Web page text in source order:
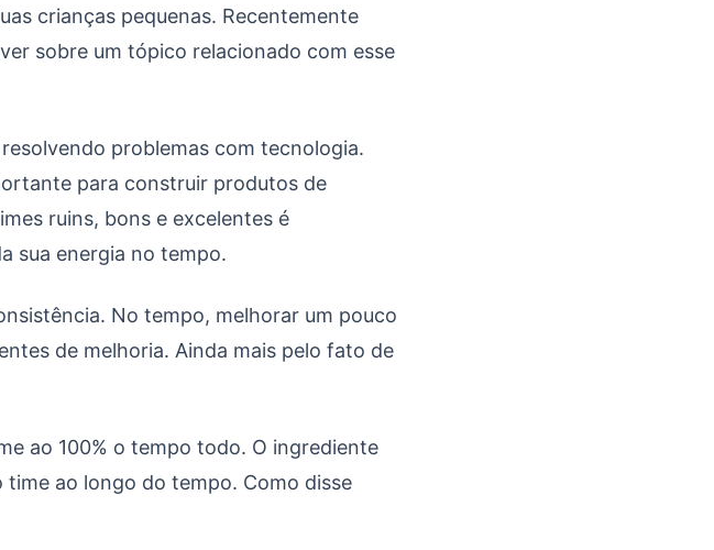
crianças pequenas. Recentemente
sobre um tópico relacionado com esse
problemas com tecnologia.
para construir produtos de
ruins, bons e excelentes é
sua energia no tempo.
No tempo, melhorar um pouco
de melhoria. Ainda mais pelo fato de
ao 100% o tempo todo. O ingrediente
ao longo do tempo. Como disse